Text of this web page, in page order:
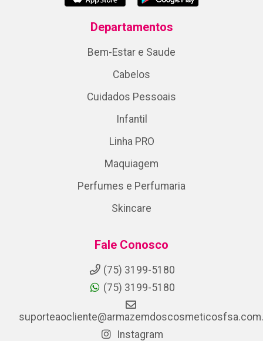
Departamentos
Bem-Estar e Saude
Cabelos
Cuidados Pessoais
Infantil
Linha PRO
Maquiagem
Perfumes e Perfumaria
Skincare
Fale Conosco
(75) 3199-5180
(75) 3199-5180
Instagram